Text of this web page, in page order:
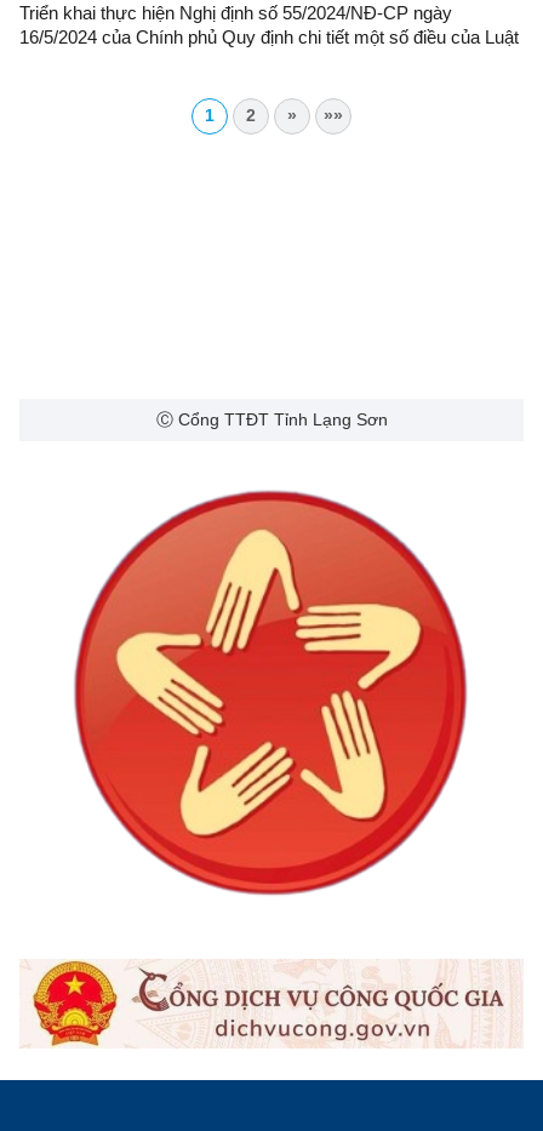
Triển khai thực hiện Nghị định số 55/2024/NĐ-CP ngày
16/5/2024 của Chính phủ Quy định chi tiết một số điều của Luật
1 2 » »»
Ⓒ Cổng TTĐT Tỉnh Lạng Sơn